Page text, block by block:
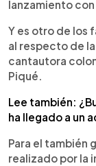
lanzamiento
Y es otro de los
al respecto de
cantautora
Piqué.
Lee también:
ha llegado a un
Para el también
realizado por la